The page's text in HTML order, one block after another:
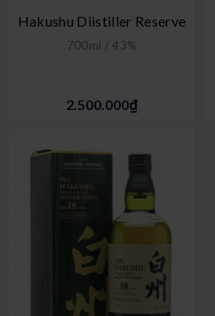
Hakushu Diistiller Reserve
700ml / 43%
2.500.000₫